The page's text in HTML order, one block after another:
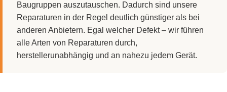
Baugruppen auszutauschen. Dadurch sind unsere
Reparaturen in der Regel deutlich günstiger als bei
anderen Anbietern. Egal welcher Defekt – wir führen
alle Arten von Reparaturen durch,
herstellerunabhängig und an nahezu jedem Gerät.